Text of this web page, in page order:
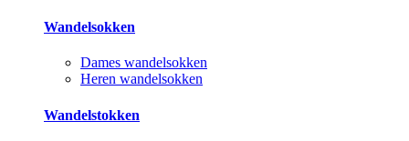
Wandelsokken
Dames wandelsokken
Heren wandelsokken
Wandelstokken